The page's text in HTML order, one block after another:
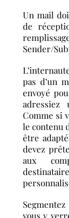
Un mail
de
Sender/
pas d’un
envoyé
adressiez
Comme si
le contenu
être
devez
aux
vous y